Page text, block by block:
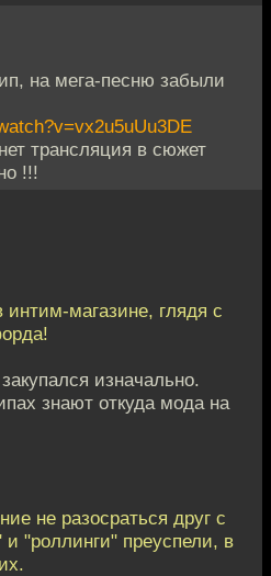
на мега-песню забыли
трансляция в сюжет
!!!
магазине, глядя с
изначально.
знают откуда мода на
не разосраться друг с
"роллинги" преуспели, в